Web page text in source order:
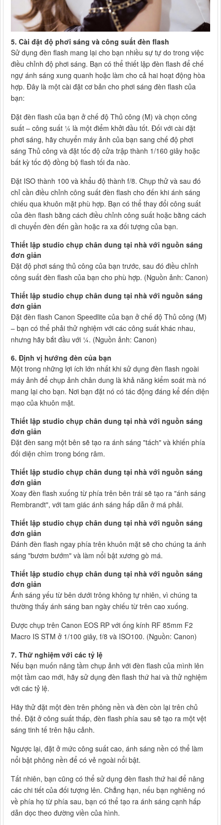
5. Cài đặt độ phơi sáng và công suất đèn flash
Sử dụng đèn flash mang lại cho bạn nhiều sự tự do trong việc
điều chỉnh độ phơi sáng. Bạn có thể thiết lập đèn flash để chế
ngự ánh sáng xung quanh hoặc làm cho cả hai hoạt động hòa
hợp. Đây là một cài đặt cơ bản cho phơi sáng đèn flash của
bạn:
Đặt đèn flash của bạn ở chế độ Thủ công (M) và chọn công
suất – công suất ¼ là một điểm khởi đầu tốt. Đối với cài đặt
phơi sáng, hãy chuyển máy ảnh của bạn sang chế độ phơi
sáng Thủ công và đặt tốc độ cửa trập thành 1/160 giây hoặc
bất kỳ tốc độ đồng bộ flash tối đa nào.
Đặt ISO thành 100 và khẩu độ thành f/8. Chụp thử và sau đó
chỉ cần điều chỉnh công suất đèn flash cho đến khi ánh sáng
chiếu qua khuôn mặt phù hợp. Bạn có thể thay đổi công suất
của đèn flash bằng cách điều chỉnh công suất hoặc bằng cách
di chuyển đèn đến gần hoặc ra xa đối tượng của bạn.
Thiết lập studio chụp chân dung tại nhà với nguồn sáng
đơn giản
Đặt độ phơi sáng thủ công của bạn trước, sau đó điều chỉnh
công suất đèn flash của bạn cho phù hợp. (Nguồn ảnh: Canon)
Thiết lập studio chụp chân dung tại nhà với nguồn sáng
đơn giản
Đặt đèn flash Canon Speedlite của bạn ở chế độ Thủ công (M)
– bạn có thể phải thử nghiệm với các công suất khác nhau,
nhưng hãy bắt đầu với ¼. (Nguồn ảnh: Canon)
6. Định vị hướng đèn của bạn
Một trong những lợi ích lớn nhất khi sử dụng đèn flash ngoài
máy ảnh để chụp ảnh chân dung là khả năng kiểm soát mà nó
mang lại cho bạn. Nơi bạn đặt nó có tác động đáng kể đến diện
mạo của khuôn mặt.
Thiết lập studio chụp chân dung tại nhà với nguồn sáng
đơn giản
Đặt đèn sang một bên sẽ tạo ra ánh sáng "tách" và khiến phía
đối diện chìm trong bóng râm.
Thiết lập studio chụp chân dung tại nhà với nguồn sáng
đơn giản
Xoay đèn flash xuống từ phía trên bên trái sẽ tạo ra "ánh sáng
Rembrandt", với tam giác ánh sáng hấp dẫn ở má phải.
Thiết lập studio chụp chân dung tại nhà với nguồn sáng
đơn giản
Đánh đèn flash ngay phía trên khuôn mặt sẽ cho chúng ta ánh
sáng "bươm bướm" và làm nổi bật xương gò má.
Thiết lập studio chụp chân dung tại nhà với nguồn sáng
đơn giản
Ánh sáng yếu từ bên dưới trông không tự nhiên, vì chúng ta
thường thấy ánh sáng ban ngày chiếu từ trên cao xuống.
Được chụp trên Canon EOS RP với ống kính RF 85mm F2
Macro IS STM ở 1/100 giây, f/8 và ISO100. (Nguồn: Canon)
7. Thử nghiệm với các tỷ lệ
Nếu bạn muốn nâng tầm chụp ảnh với đèn flash của mình lên
một tầm cao mới, hãy sử dụng đèn flash thứ hai và thử nghiệm
với các tỷ lệ.
Hãy thử đặt một đèn trên phông nền và đèn còn lại trên chủ
thể. Đặt ở công suất thấp, đèn flash phía sau sẽ tạo ra một vệt
sáng tinh tế trên hậu cảnh.
Ngược lại, đặt ở mức công suất cao, ánh sáng nền có thể làm
nổi bật phông nền để có vẻ ngoài nổi bật.
Tất nhiên, bạn cũng có thể sử dụng đèn flash thứ hai để nâng
các chi tiết của đối tượng lên. Chẳng hạn, nếu bạn nghiêng nó
về phía họ từ phía sau, bạn có thể tạo ra ánh sáng cạnh hấp
dẫn dọc theo đường viền của hình.